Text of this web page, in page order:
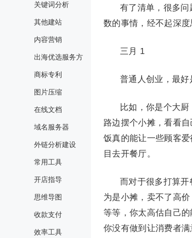
关键词分析
其他建站
内容营销
出海优选服务方
商标专利
图片压缩
在线文档
域名服务器
外链分析建设
常用工具
开店指导
思维导图
收款支付
效率工具
有了清单，很多
数的事情，经不起深度
三月 1
普通人创业，最好
比如，你是个大
路边摆个小摊，看看
饭真的能让一些顾客
目去开餐厅。
而对于很多打算
为是小摊，卖不了高
等等，你太高估自己
你没有做到让消费者满